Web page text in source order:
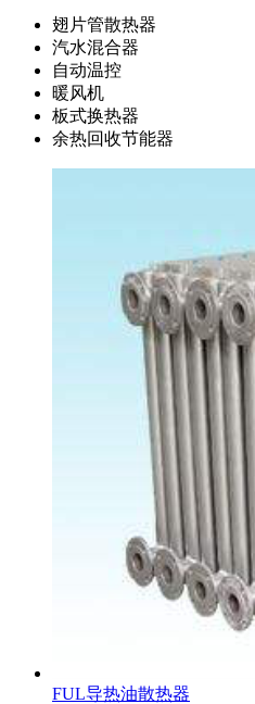
翅片管散热器
汽水混合器
自动温控
暖风机
板式换热器
余热回收节能器
FUL导热油散热器